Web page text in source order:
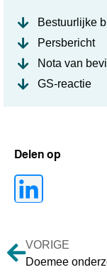
Bestuurlijke
Persbericht
Nota van
GS-reactie
Delen op
VORIGE